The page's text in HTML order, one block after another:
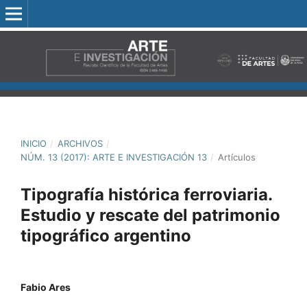
INICIO / ARCHIVOS /
NÚM. 13 (2017): ARTE E INVESTIGACIÓN 13 / Artículos
Tipografía histórica ferroviaria.
Estudio y rescate del patrimonio
tipográfico argentino
Fabio Ares